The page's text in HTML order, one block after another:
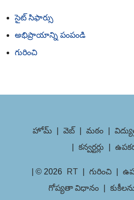
సైట్ సిఫార్సు
అభిప్రాయాన్ని పంపండి
గురించి
హోమ్ వెబ్ మఠం
కన్వర్టర్లు
| © 2026 RT గురించి
గోప్యతా విధానం